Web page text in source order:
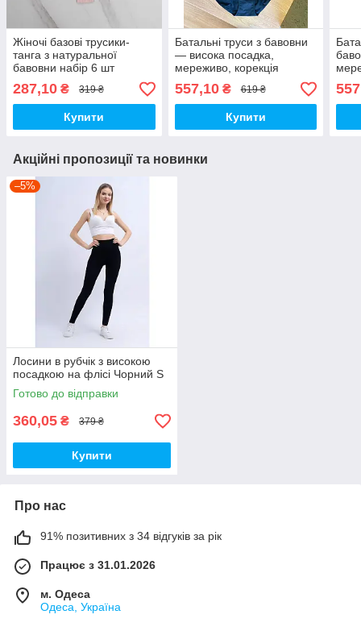
Жіночі базові трусики-
танга з натуральної
бавовни набір 6 шт
287,10 ₴ 319 ₴
Купити
Батальні труси з бавовни
— висока посадка,
мереживо, корекція
силуету набір 4 шт
Різнобарвний 5XL
557,10₴ 619 ₴
Купити
Акційні пропозиції та новинки
–5%
Лосини в рубчік з високою
посадкою на флісі Чорний S
Готово до відправки
360,05 ₴ 379 ₴
Купити
Про нас
91% позитивних з 34 відгуків за рік
Працює з 31.01.2026
м. Одеса
Одеса, Україна